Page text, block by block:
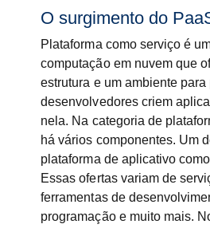
O surgimento do
Plataforma como serviço é
computação em nuvem que
estrutura e um ambiente
desenvolvedores criem
nela. Na categoria de
há vários componentes. Um
plataforma de aplicativo
Essas ofertas variam de
ferramentas de
programação e muito mais.